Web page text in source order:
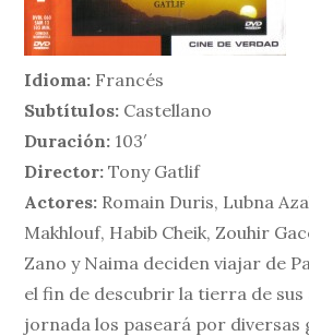
Idioma: Francés
Subtítulos: Castellano
Duración: 103′
Director: Tony Gatlif
Actores: Romain Duris, Lubna
Makhlouf, Habib Cheik, Zouhir
Zano y Naima deciden viajar de
el fin de descubrir la tierra de sus
jornada los paseará por diversas